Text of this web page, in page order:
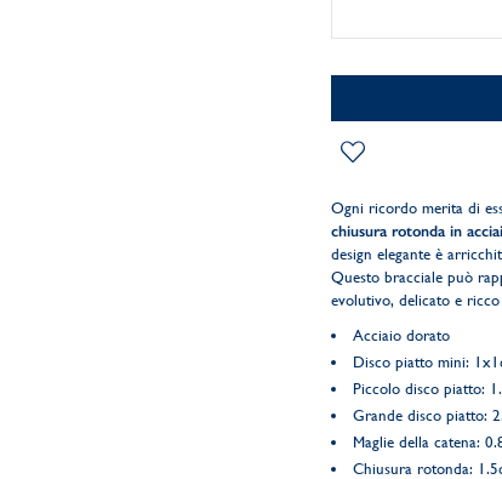
Ogni ricordo merita di
chiusura rotonda in
design elegante è
Questo bracciale può
evolutivo, delicato e
Acciaio dorato
Disco piatto mini:
Piccolo disco piatto:
Grande disco piatto:
Maglie della catena:
Chiusura rotonda: